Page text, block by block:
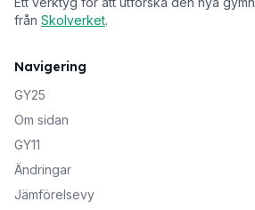
från Skolverket.
Navigering
GY25
Om sidan
GY11
Ändringar
Jämförelsevy